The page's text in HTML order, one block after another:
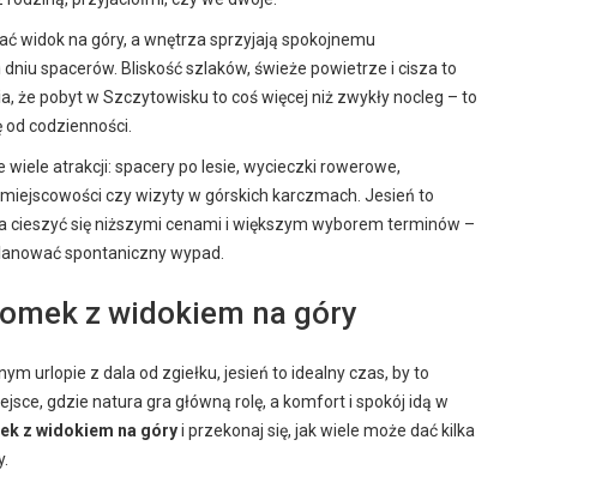
widok na góry, a wnętrza sprzyjają spokojnemu
spacerów. Bliskość szlaków, świeże powietrze i cisza to
że pobyt w Szczytowisku to coś więcej niż zwykły nocleg – to
codzienności.
wiele atrakcji: spacery po lesie, wycieczki rowerowe,
czy wizyty w górskich karczmach. Jesień to
cieszyć się niższymi cenami i większym wyborem terminów –
spontaniczny wypad.
z widokiem na góry
urlopie z dala od zgiełku, jesień to idealny czas, by to
gdzie natura gra główną rolę, a komfort i spokój idą w
z widokiem na góryi przekonaj się, jak wiele może dać kilka